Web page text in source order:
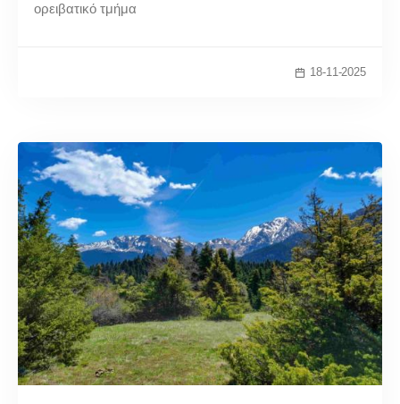
ορειβατικό τμήμα
18-11-2025